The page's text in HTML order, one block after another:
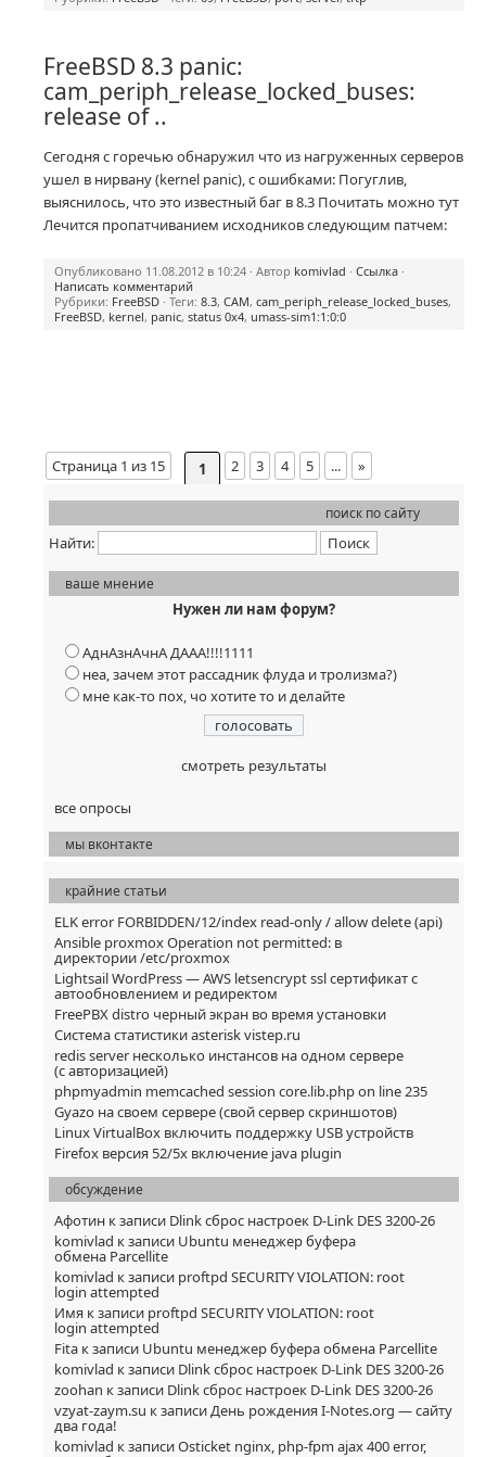
FreeBSD 8.3 panic:
cam_periph_release_locked_buses:
release of ..
Сегодня с горечью обнаружил что из нагруженных серверов
ушел в нирвану (kernel panic), с ошибками: Погуглив,
выяснилось, что это известный баг в 8.3 Почитать можно тут
Лечится пропатчиванием исходников следующим патчем:
Опубликовано 11.08.2012 в 10:24 · Автор komivlad · Ссылка ·
Написать комментарий
Рубрики: FreeBSD · Теги: 8.3, CAM, cam_periph_release_locked_buses,
FreeBSD, kernel, panic, status 0x4, umass-sim1:1:0:0
Страница 1 из 15 1 2 3 4 5 ...
»
Последняя »
поиск по сайту
Найти:
ваше мнение
Нужен ли нам форум?
АднАзнАчнА ДААА!!!!1111
неа, зачем этот рассадник флуда и тролизма?)
мне как-то пох, чо хотите то и делайте
смотреть результаты
все опросы
мы вконтакте
крайние статьи
ELK error FORBIDDEN/12/index read-only / allow delete (api)
Ansible proxmox Operation not permitted: в
директории /etc/proxmox
Lightsail WordPress — AWS letsencrypt ssl сертификат с
автообновлением и редиректом
FreePBX distro черный экран во время установки
Система статистики asterisk vistep.ru
redis server несколько инстансов на одном сервере
(с авторизацией)
phpmyadmin memcached session core.lib.php on line 235
Gyazo на своем сервере (свой сервер скриншотов)
Linux VirtualBox включить поддержку USB устройств
Firefox версия 52/5x включение java plugin
обсуждение
Афотин к записи Dlink сброс настроек D-Link DES 3200-26
komivlad к записи Ubuntu менеджер буфера
обмена Parcellite
komivlad к записи proftpd SECURITY VIOLATION: root
login attempted
Имя к записи proftpd SECURITY VIOLATION: root
login attempted
Fita к записи Ubuntu менеджер буфера обмена Parcellite
komivlad к записи Dlink сброс настроек D-Link DES 3200-26
zoohan к записи Dlink сброс настроек D-Link DES 3200-26
vzyat-zaym.su к записи День рождения I-Notes.org — сайту
два года!
komivlad к записиOsticket nginx, php-fpm ajax 400 error,